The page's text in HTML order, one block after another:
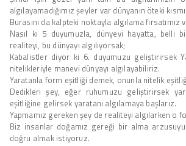
algılayamadığımız şeyler var dünyanın öteki
Burasını da kalpteki noktayla algılama fırsatımız
Nasıl ki 5 duyumuzla, dünyevi hayatta, belli
realiteyi, bu dünyayı algılıyorsak;
Kabalistler diyor ki 6. duyumuzu geliştirirsek
nitelikleriyle manevi dünyayı algılayabiliriz.
Yaratanla form eşitliği demek, onunla nitelik
Dedikleri şey, eğer ruhumuzu geliştirirsek
eşitliğine gelirsek yaratanı algılamaya başlarız.
Yapmamız gereken şey de realiteyi algılarken o
Biz insanlar doğamız gereği bir alma
doğru almak istiyoruz.